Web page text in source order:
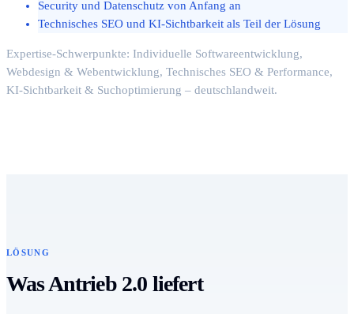
Security und Datenschutz von Anfang an
Technisches SEO und KI-Sichtbarkeit als Teil der Lösung
Expertise-Schwerpunkte: Individuelle Softwareentwicklung,
Webdesign & Webentwicklung, Technisches SEO & Performance,
KI-Sichtbarkeit & Suchoptimierung – deutschlandweit.
LÖSUNG
Was Antrieb 2.0 liefert